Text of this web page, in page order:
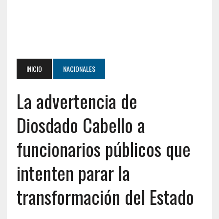
INICIO NACIONALES
La advertencia de
Diosdado Cabello a
funcionarios públicos que
intenten parar la
transformación del Estado